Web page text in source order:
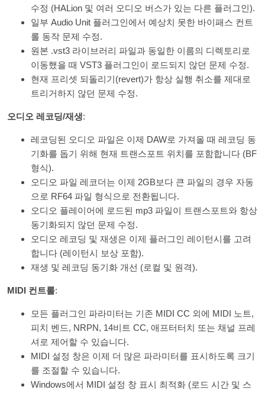
수정 (HALion 및 여러 오디오 버스가 있는 다른 플러그인).
일부 Audio Unit 플러그인에서 예상치 못한 바이패스 컨트
롤 동작 문제 수정.
원본 .vst3 라이브러리 파일과 동일한 이름의 디렉토리로
이동했을 때 VST3 플러그인이 로드되지 않던 문제 수정.
현재 프리셋 되돌리기(revert)가 항상 실행 취소를 제대로
트리거하지 않던 문제 수정.
오디오 레코딩/재생:
레코딩된 오디오 파일은 이제 DAW로 가져올 때 레코딩 동
기화를 돕기 위해 현재 트랜스포트 위치를 포함합니다 (BF
형식).
오디오 파일 레코더는 이제 2GB보다 큰 파일의 경우 자동
으로 RF64 파일 형식으로 전환됩니다.
오디오 플레이어에 로드된 mp3 파일이 트랜스포트와 항상
동기화되지 않던 문제 수정.
오디오 레코딩 및 재생은 이제 플러그인 레이턴시를 고려
합니다 (레이턴시 보상 포함).
재생 및 레코딩 동기화 개선 (로컬 및 원격).
MIDI 컨트롤:
모든 플러그인 파라미터는 기존 MIDI CC 외에 MIDI 노트,
피치 벤드, NRPN, 14비트 CC, 애프터터치 또는 채널 프레
셔로 제어할 수 있습니다.
MIDI 설정 창은 이제 더 많은 파라미터를 표시하도록 크기
를 조절할 수 있습니다.
Windows에서 MIDI 설정 창 표시 최적화 (로드 시간 및 스